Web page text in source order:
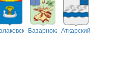
Базарнокарабулакский
Аткарский